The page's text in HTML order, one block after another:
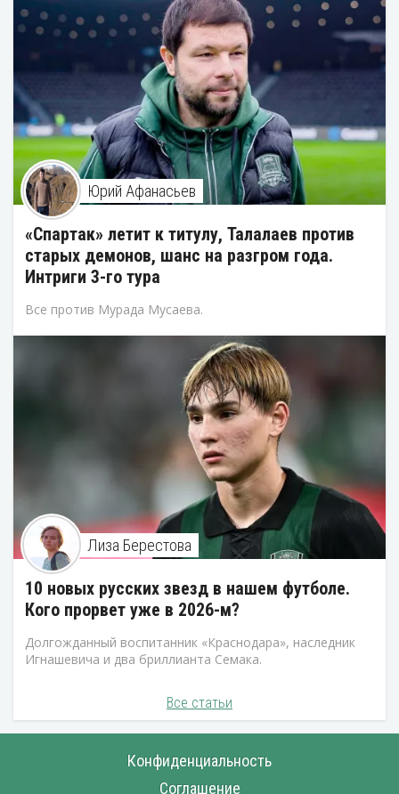
Юрий Афанасьев
«Спартак» летит к титулу, Талалаев против
старых демонов, шанс на разгром года.
Интриги 3-го тура
Все против Мурада Мусаева.
Лиза Берестова
10 новых русских звезд в нашем футболе.
Кого прорвет уже в 2026-м?
Долгожданный воспитанник «Краснодара», наследник
Игнашевича и два бриллианта Семака.
Все статьи
Конфиденциальность
Соглашение